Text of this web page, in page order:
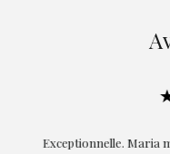
Exceptionnelle. Maria